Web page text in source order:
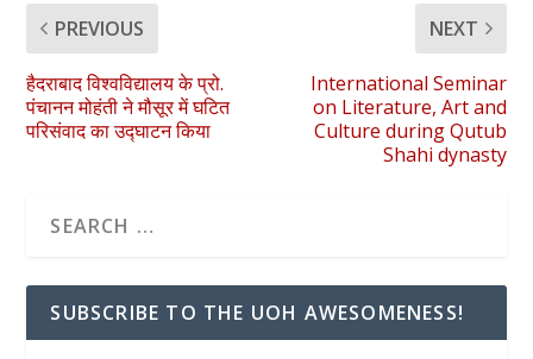
PREVIOUS
हैदराबाद विश्वविद्यालय के प्रो.
पंचानन मोहंती ने मौसूर में घटित
परिसंवाद का उद्घाटन किया
NEXT
International Seminar
on Literature, Art and
Culture during Qutub
Shahi dynasty
SUBSCRIBE TO THE UOH AWESOMENESS!